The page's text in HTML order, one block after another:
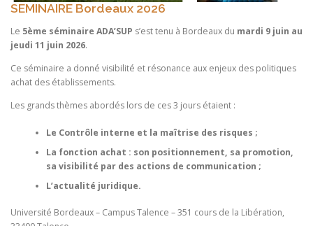
SEMINAIRE Bordeaux 2026
Le 5ème séminaire ADA’SUP s’est tenu à Bordeaux du mardi 9 juin au
jeudi 11 juin 2026.
Ce séminaire a donné visibilité et résonance aux enjeux des politiques
achat des établissements.
Les grands thèmes abordés lors de ces 3 jours étaient :
Le Contrôle interne et la maîtrise des risques ;
La fonction achat : son positionnement, sa promotion,
sa visibilité par des actions de communication ;
L’actualité juridique.
Université Bordeaux – Campus Talence – 351 cours de la Libération,